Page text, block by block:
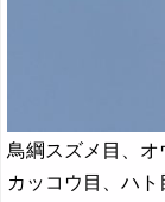
鳥綱スズメ目、オ
カッコウ目、ハ